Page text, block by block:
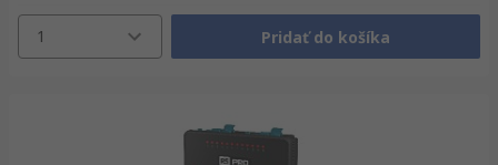
1 Pridať do košíka